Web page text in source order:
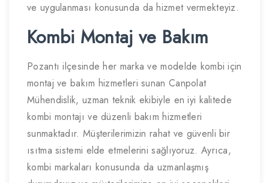
ve uygulanması konusunda da hizmet vermekteyiz.
Kombi Montaj ve Bakım
Pozantı ilçesinde her marka ve modelde kombi için
montaj ve bakım hizmetleri sunan Canpolat
Mühendislik, uzman teknik ekibiyle en iyi kalitede
kombi montajı ve düzenli bakım hizmetleri
sunmaktadır. Müşterilerimizin rahat ve güvenli bir
ısıtma sistemi elde etmelerini sağlıyoruz. Ayrıca,
kombi markaları konusunda da uzmanlaşmış